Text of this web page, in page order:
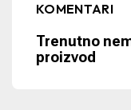
KOMENTARI
Trenutno
proizvod